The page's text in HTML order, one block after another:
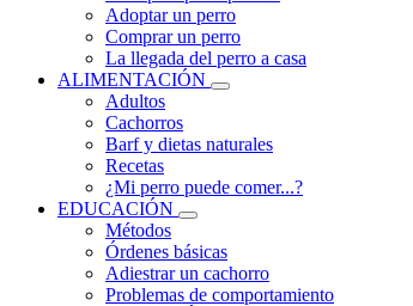
Adoptar un perro
Comprar un perro
La llegada del perro a casa
ALIMENTACIÓN
Adultos
Cachorros
Barf y dietas naturales
Recetas
¿Mi perro puede comer...?
EDUCACIÓN
Métodos
Órdenes básicas
Adiestrar un cachorro
Problemas de comportamiento